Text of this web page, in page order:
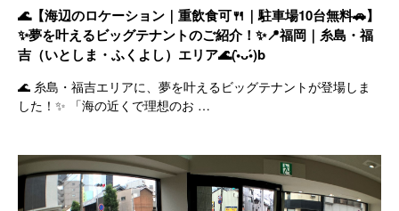
🌊【海辺のロケーション｜重飲食可🍴｜駐車場10台無料🚗】
✨夢を叶えるビッグテナントのご紹介！✨📍福岡｜糸島・福
吉（いとしま・ふくよし）エリア🌊(•̀ᴗ•́)b
🌊 糸島・福吉エリアに、夢を叶えるビッグテナントが登場しま
した！✨ 「海の近くで理想のお …